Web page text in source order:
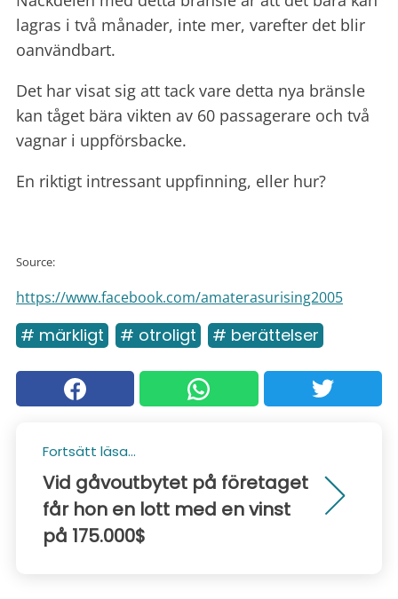
lagras i två månader, inte mer, varefter det blir
oanvändbart.
Det har visat sig att tack vare detta nya bränsle
kan tåget bära vikten av 60 passagerare och två
vagnar i uppförsbacke.
En riktigt intressant uppfinning, eller hur?
Source:
https://www.facebook.com/amaterasurising2005
# märkligt # otroligt # berättelser
Fortsätt läsa...
Vid gåvoutbytet på företaget
får hon en lott med en vinst
på 175.000$